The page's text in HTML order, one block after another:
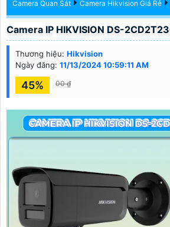
Camera Quan Sát Camera Hikvision Giá Rẻ
Camera IP HIKVISION DS-
Thương hiệu: Hikvision
Ngày đăng: 11/13/2024 10:59:11 AM
45% 00 ₫